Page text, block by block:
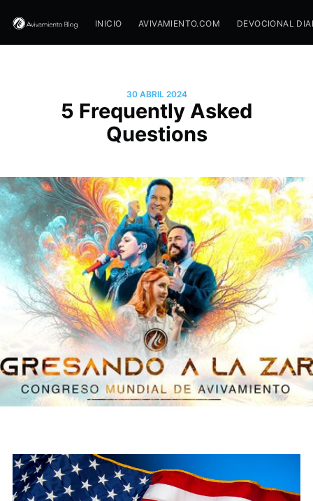
INICIO AVIVAMIENTO.COM DEVOCIONAL
30 ABRIL 2024
5 Frequently Asked
Questions